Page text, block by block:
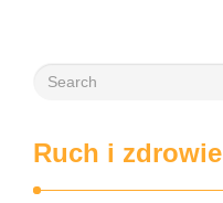
Ruch i zdrowie